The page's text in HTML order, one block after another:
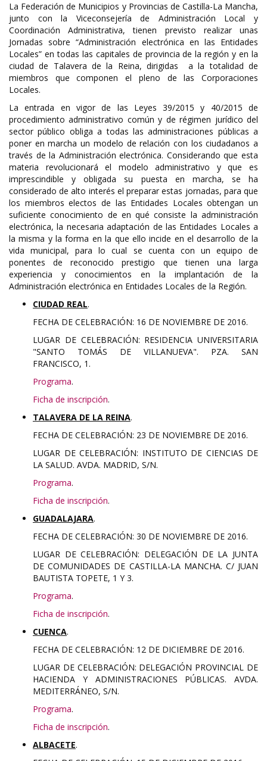
La Federación de Municipios y Provincias de Castilla-La Mancha,
junto con la Viceconsejería de Administración Local y
Coordinación Administrativa, tienen previsto realizar unas
Jornadas sobre “Administración electrónica en las Entidades
Locales” en todas las capitales de provincia de la región y en la
ciudad de Talavera de la Reina, dirigidas a la totalidad de
miembros que componen el pleno de las Corporaciones
Locales.
La entrada en vigor de las Leyes 39/2015 y 40/2015 de
procedimiento administrativo común y de régimen jurídico del
sector público obliga a todas las administraciones públicas a
poner en marcha un modelo de relación con los ciudadanos a
través de la Administración electrónica. Considerando que esta
materia revolucionará el modelo administrativo y que es
imprescindible y obligada su puesta en marcha, se ha
considerado de alto interés el preparar estas jornadas, para que
los miembros electos de las Entidades Locales obtengan un
suficiente conocimiento de en qué consiste la administración
electrónica, la necesaria adaptación de las Entidades Locales a
la misma y la forma en la que ello incide en el desarrollo de la
vida municipal, para lo cual se cuenta con un equipo de
ponentes de reconocido prestigio que tienen una larga
experiencia y conocimientos en la implantación de la
Administración electrónica en Entidades Locales de la Región.
CIUDAD REAL.
FECHA DE CELEBRACIÓN: 16 DE NOVIEMBRE DE 2016.
LUGAR DE CELEBRACIÓN: RESIDENCIA UNIVERSITARIA
"SANTO TOMÁS DE VILLANUEVA". PZA. SAN
FRANCISCO, 1.
Programa.
Ficha de inscripción.
TALAVERA DE LA REINA.
FECHA DE CELEBRACIÓN: 23 DE NOVIEMBRE DE 2016.
LUGAR DE CELEBRACIÓN: INSTITUTO DE CIENCIAS DE
LA SALUD. AVDA. MADRID, S/N.
Programa.
Ficha de inscripción.
GUADALAJARA.
FECHA DE CELEBRACIÓN: 30 DE NOVIEMBRE DE 2016.
LUGAR DE CELEBRACIÓN: DELEGACIÓN DE LA JUNTA
DE COMUNIDADES DE CASTILLA-LA MANCHA. C/ JUAN
BAUTISTA TOPETE, 1 Y 3.
Programa.
Ficha de inscripción.
CUENCA.
FECHA DE CELEBRACIÓN: 12 DE DICIEMBRE DE 2016.
LUGAR DE CELEBRACIÓN: DELEGACIÓN PROVINCIAL DE
HACIENDA Y ADMINISTRACIONES PÚBLICAS. AVDA.
MEDITERRÁNEO, S/N.
Programa.
Ficha de inscripción.
ALBACETE.